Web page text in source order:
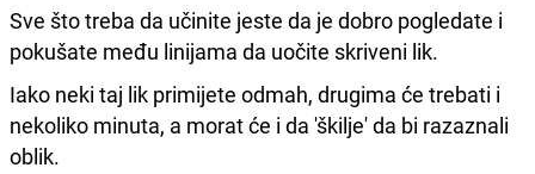
Sve što treba da učinite jeste da je dobro pogledate i
pokušate među linijama da uočite skriveni lik.
Iako neki taj lik primijete odmah, drugima će trebati i
nekoliko minuta, a morat će i da 'škilje' da bi razaznali
oblik.